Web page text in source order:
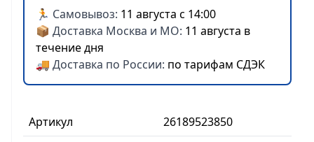
Артикул
26189523850
🏃 Самовывоз: 11 августа с 14:00
📦 Доставка Москва и МО: 11 августа в
течение дня
🚚 Доставка по России: по тарифам СДЭК